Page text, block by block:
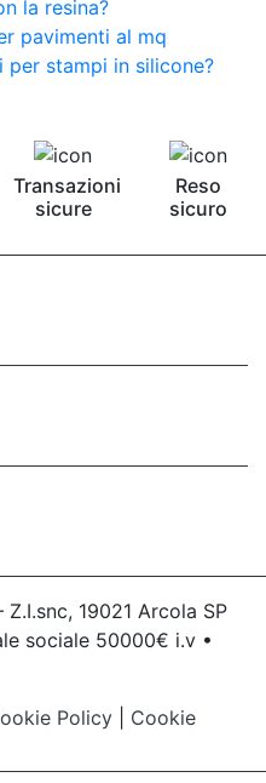
la resina?
pavimenti al mq
per stampi in silicone?
Transazioni
sicure
Reso
sicuro
19021 Arcola SP
sociale 50000€ i.v •
Policy
Cookie